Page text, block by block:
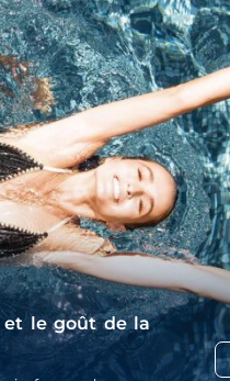
et le goût de la